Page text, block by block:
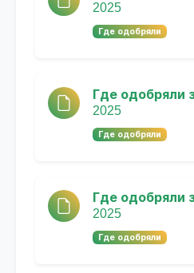
2025
Где одобряли
Где одобряли
2025
Где одобряли
Где одобряли
2025
Где одобряли